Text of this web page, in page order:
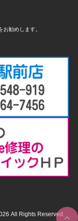
勧めします。
All Rights Reserved.